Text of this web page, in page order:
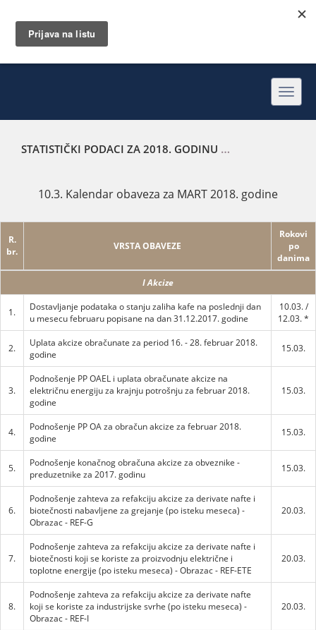
STATISTIČKI PODACI ZA 2018. GODINU
10.3. Kalendar obaveza za MART 2018. godine
R.
br.
VRSTA OBAVEZE
Rokovi
po
danima
I Akcize
1.
Dostavljanje podataka o stanju zaliha kafe na poslednji dan
u mesecu februaru popisane na dan 31.12.2017. godine
10.03. /
12.03. *
2.
Uplata akcize obračunate za period 16. - 28. februar 2018.
godine
15.03.
3.
Podnošenje PP OAEL i uplata obračunate akcize na
električnu energiju za krajnju potrošnju za februar 2018.
godine
15.03.
4.
Podnošenje PP OA za obračun akcize za februar 2018.
godine
15.03.
5.
Podnošenje konačnog obračuna akcize za obveznike -
preduzetnike za 2017. godinu
15.03.
6.
Podnošenje zahteva za refakciju akcize za derivate nafte i
biotečnosti nabavljene za grejanje (po isteku meseca) -
Obrazac - REF-G
20.03.
7.
Podnošenje zahteva za refakciju akcize za derivate nafte i
biotečnosti koji se koriste za proizvodnju električne i
toplotne energije (po isteku meseca) - Obrazac - REF-ETE
20.03.
8.
Podnošenje zahteva za refakciju akcize za derivate nafte
koji se koriste za industrijske svrhe (po isteku meseca) -
Obrazac - REF-I
20.03.